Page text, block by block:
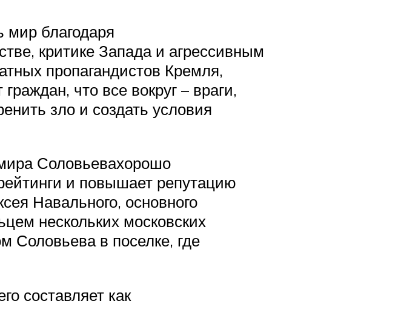
благодаря
критике Запада и агрессивным
пропагандистов Кремля,
что все вокруг – враги,
зло и создать условия
Соловьевахорошо
и повышает репутацию
Навального, основного
нескольких московских
Соловьева в поселке, где
составляет как